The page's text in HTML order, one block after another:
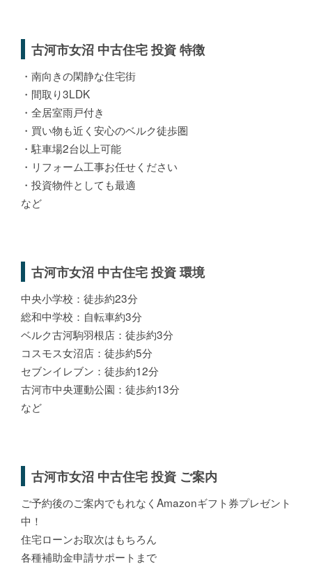
古河市女沼 中古住宅 投資 特徴
・南向きの閑静な住宅街
・間取り3LDK
・全居室雨戸付き
・買い物も近く安心のベルク徒歩圏
・駐車場2台以上可能
・リフォーム工事お任せください
・投資物件としても最適
など
古河市女沼 中古住宅 投資 環境
中央小学校：徒歩約23分
総和中学校：自転車約3分
ベルク古河駒羽根店：徒歩約3分
コスモス女沼店：徒歩約5分
セブンイレブン：徒歩約12分
古河市中央運動公園：徒歩約13分
など
古河市女沼 中古住宅 投資 ご案内
ご予約後のご案内でもれなくAmazonギフト券プレゼント
中！
住宅ローンお取次はもちろん
各種補助金申請サポートまで